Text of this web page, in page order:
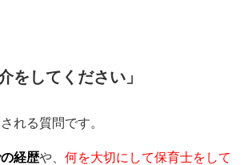
をしてください」
れる質問です。
経歴や、何を大切にして保育士をして